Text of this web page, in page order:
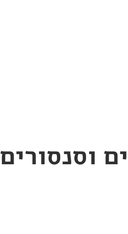
וסנסורים